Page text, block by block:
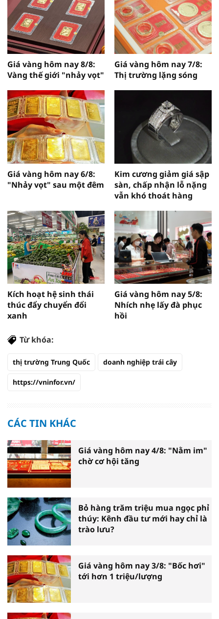
Giá vàng hôm nay 8/8:
Vàng thế giới "nhảy vọt"
Giá vàng hôm nay 7/8:
Thị trường lặng sóng
Giá vàng hôm nay 6/8:
"Nhảy vọt" sau một đêm
Kim cương giảm giá sập
sàn, chấp nhận lỗ nặng
vẫn khó thoát hàng
Kích hoạt hệ sinh thái
thúc đẩy chuyển đổi
xanh
Giá vàng hôm nay 5/8:
Nhích nhẹ lấy đà phục
hồi
Từ khóa:
thị trường Trung Quốc doanh nghiệp trái cây
https://vninfor.vn/
CÁC TIN KHÁC
Giá vàng hôm nay 4/8: "Nằm im"
chờ cơ hội tăng
Bỏ hàng trăm triệu mua ngọc phỉ
thúy: Kênh đầu tư mới hay chỉ là
trào lưu?
Giá vàng hôm nay 3/8: "Bốc hơi"
tới hơn 1 triệu/lượng